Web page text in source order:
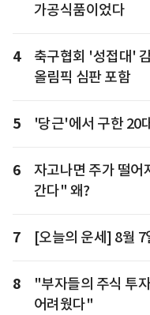
가공식품이었다
4
축구협회 '성접대'
올림픽 심판 포함
5 '당근'에서 구한 20
6
자고나면 주가 떨
간다" 왜?
7 [오늘의 운세] 8월
8
"부자들의 주식 투
어려웠다"